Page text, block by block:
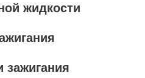
жидкости
зажигания